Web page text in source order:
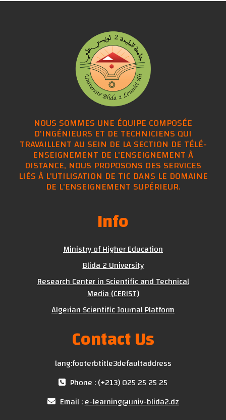
NOUS SOMMES UNE ÉQUIPE COMPOSÉE
D'INGÉNIEURS ET DE TECHNICIENS QUI
TRAVAILLENT AU SEIN DE LA SECTION DE TÉLÉ-
ENSEIGNEMENT DE L'ENSEIGNEMENT À
DISTANCE, NOUS PROPOSONS DES SERVICES
LIÉS À L'UTILISATION DE TIC DANS LE DOMAINE
DE L'ENSEIGNEMENT SUPÉRIEUR.
Info
Ministry of Higher Education
Blida 2 University
Research Center in Scientific and Technical
Media (CERIST)
Algerian Scientific Journal Platform
Contact Us
lang:footerbtitle3defaultaddress
Phone : (+213) 025 25 25 25
Email :e-learning@univ-blida2.dz